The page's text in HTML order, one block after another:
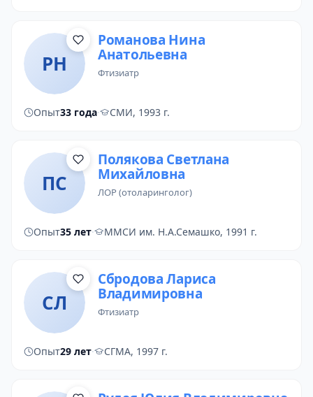
РН
Романова Нина
Анатольевна
фтизиатр
Опыт33 года· СМИ, 1993 г.
ПС
Полякова Светлана
Михайловна
ЛОР (отоларинголог)
Опыт35 лет· ММСИ им. Н.А.Семашко, 1991 г.
СЛ
Сбродова Лариса
Владимировна
фтизиатр
Опыт29 лет· СГМА, 1997 г.